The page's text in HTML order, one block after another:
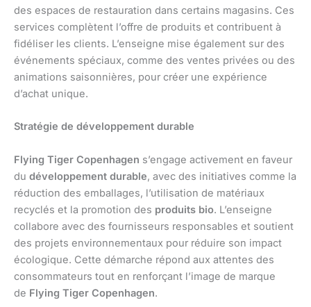
des espaces de restauration dans certains magasins. Ces
services complètent l’offre de produits et contribuent à
fidéliser les clients. L’enseigne mise également sur des
événements spéciaux, comme des ventes privées ou des
animations saisonnières, pour créer une expérience
d’achat unique.
Stratégie de développement durable
Flying Tiger Copenhagen s’engage activement en faveur
du développement durable, avec des initiatives comme la
réduction des emballages, l’utilisation de matériaux
recyclés et la promotion des produits bio. L’enseigne
collabore avec des fournisseurs responsables et soutient
des projets environnementaux pour réduire son impact
écologique. Cette démarche répond aux attentes des
consommateurs tout en renforçant l’image de marque
de Flying Tiger Copenhagen.